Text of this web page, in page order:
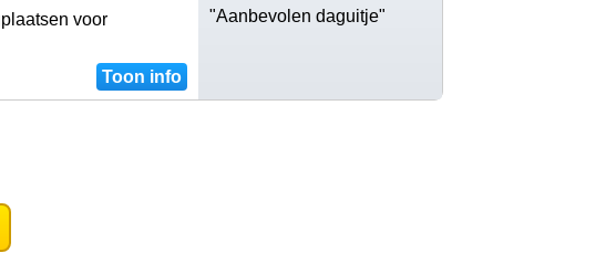
voor
Toon info
"Aanbevolen daguitje"